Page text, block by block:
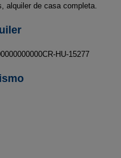
alquiler de casa completa.
HU-15277